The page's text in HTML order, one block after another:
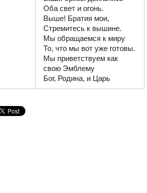
Оба свет и огонь.
Выше! Братия мои,
Стремитесь к вышине.
Мы обращаемся к миру
То, что мы вот уже готовы.
Мы приветствуем как
свою Эмблему
Бог, Родина, и Царь